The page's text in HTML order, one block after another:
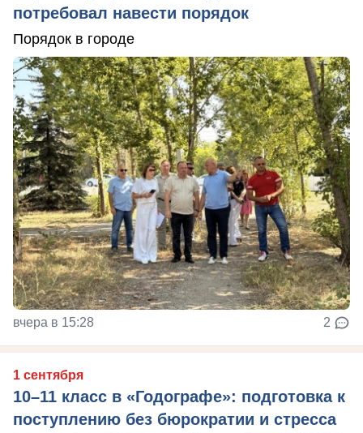
потребовал навести порядок
Порядок в городе
вчера в 15:28 2
1 сентября
10–11 класс в «Годографе»: подготовка к
поступлению без бюрократии и стресса